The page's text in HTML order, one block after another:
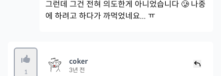
그런데 그건 전혀 의도한게 아니었습니다 🥲 나중
에 하려고 하다가 까먹었네요... ㅠ
1
coker
3년 전